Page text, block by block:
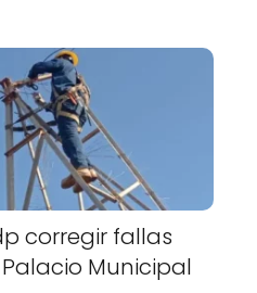
corregir fallas
Municipal